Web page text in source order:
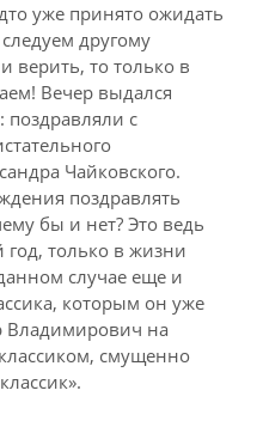
уже принято ожидать
другому
верить, то только в
Вечер выдался
с
Чайковского.
поздравлять
бы и нет? Это ведь
только в жизни
случае еще и
которым он уже
Владимирович на
смущенно